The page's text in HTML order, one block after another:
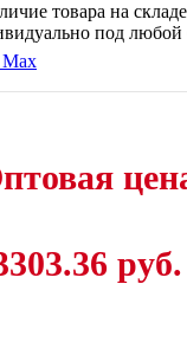
товара на складе
под
Max
руб.